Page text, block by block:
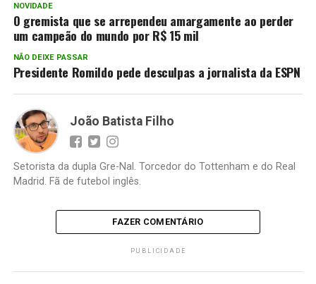
NOVIDADE
O gremista que se arrependeu amargamente ao perder
um campeão do mundo por R$ 15 mil
NÃO DEIXE PASSAR
Presidente Romildo pede desculpas a jornalista da ESPN
João Batista Filho
Setorista da dupla Gre-Nal. Torcedor do Tottenham e do Real
Madrid. Fã de futebol inglês.
FAZER COMENTÁRIO
PUBLICIDADE